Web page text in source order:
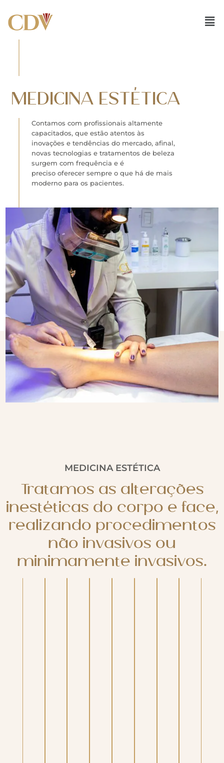
para
MEDICINA ESTÉTICA
Contamos com profissionais altamente
capacitados, que estão atentos às
inovações e tendências do mercado, afinal,
novas tecnologias e tratamentos de beleza
surgem com frequência e é
preciso oferecer sempre o que há de mais
moderno para os pacientes.
MEDICINA ESTÉTICA
Tratamos as alterações
inestéticas do corpo e face,
realizando procedimentos
não invasivos ou
minimamente invasivos.